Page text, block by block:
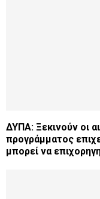
ΔΥΠΑ: Ξεκινούν οι
προγράμματος
μπορεί να